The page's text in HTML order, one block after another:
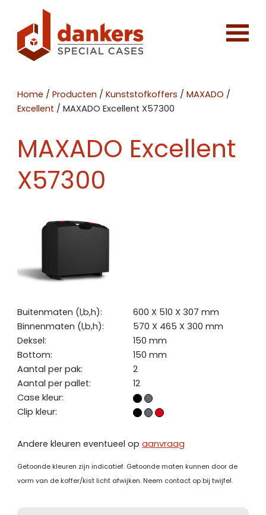
Home /Producten /Kunststofkoffers /MAXADO /
Excellent /MAXADO Excellent X57300
MAXADO Excellent
X57300
Buitenmaten (l,b,h):
600 X 510 X 307 mm
Binnenmaten (l,b,h):
570 X 465 X 300 mm
Deksel:
150 mm
Bottom:
150 mm
Aantal per pak:
2
Aantal per pallet:
12
Case kleur:
Clip kleur:
Andere kleuren eventueel opaanvraag
Getoonde kleuren zijn indicatief. Getoonde maten kunnen door de
vorm van de koffer/kist licht afwijken. Neem contact op bij twijfel.